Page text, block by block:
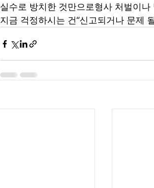
실수로 방치한 것만으로형사 처벌이
지금 걱정하시는 건“신고되거나 문제